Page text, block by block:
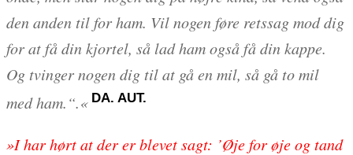
den anden til for ham. Vil nogen føre retssag mod dig
for at få din kjortel, så lad ham også få din kappe.
Og tvinger nogen dig til at gå en mil, så gå to mil
med ham.“.« DA. AUT.
»I har hørt at der er blevet sagt: ’Øje for øje og tand